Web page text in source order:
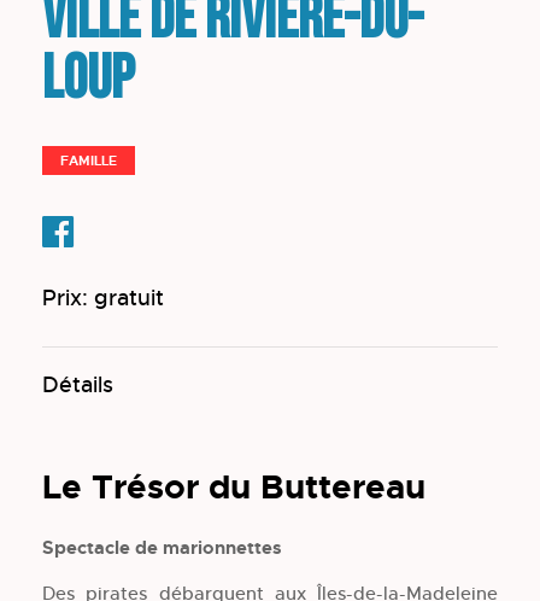
Ville de Rivière-du-
Loup
FAMILLE
Prix: gratuit
Détails
Le Trésor du Buttereau
Spectacle de marionnettes
Des pirates débarquent aux Îles-de-la-Madeleine